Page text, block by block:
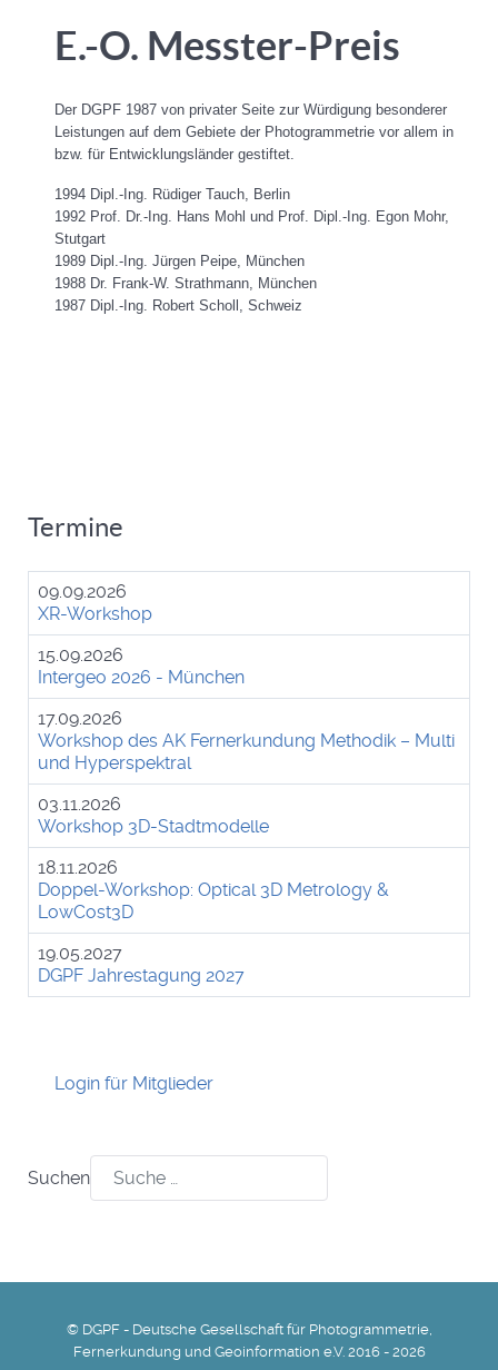
E.-O. Messter-Preis
Der DGPF 1987 von privater Seite zur Würdigung besonderer
Leistungen auf dem Gebiete der Photogrammetrie vor allem in
bzw. für Entwicklungsländer gestiftet.
1994 Dipl.-Ing. Rüdiger Tauch, Berlin
1992 Prof. Dr.-Ing. Hans Mohl und Prof. Dipl.-Ing. Egon Mohr,
Stutgart
1989 Dipl.-Ing. Jürgen Peipe, München
1988 Dr. Frank-W. Strathmann, München
1987 Dipl.-Ing. Robert Scholl, Schweiz
Termine
09.09.2026
XR-Workshop
15.09.2026
Intergeo 2026 - München
17.09.2026
Workshop des AK Fernerkundung Methodik – Multi
und Hyperspektral
03.11.2026
Workshop 3D-Stadtmodelle
18.11.2026
Doppel-Workshop: Optical 3D Metrology &
LowCost3D
19.05.2027
DGPF Jahrestagung 2027
Login für Mitglieder
Suchen
© DGPF - Deutsche Gesellschaft für Photogrammetrie,
Fernerkundung und Geoinformation e.V. 2016 - 2026